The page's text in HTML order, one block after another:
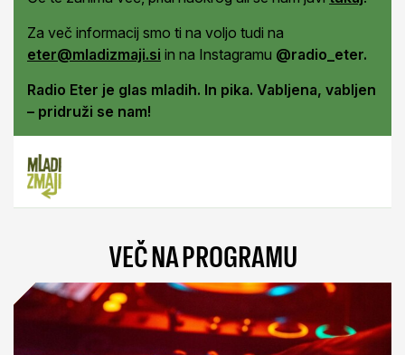
Za več informacij smo ti na voljo tudi na
eter@mladizmaji.si in na Instagramu @radio_eter.
Radio Eter je glas mladih. In pika. Vabljena, vabljen
– pridruži se nam!
VEČ NA PROGRAMU